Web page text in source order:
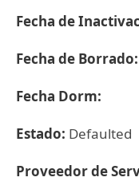
Fecha de
Fecha de Borrado:
Fecha Dorm:
Estado: Defaulted
Proveedor de